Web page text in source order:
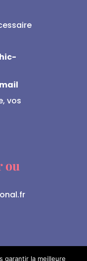
vos
ou
garantir la meilleure